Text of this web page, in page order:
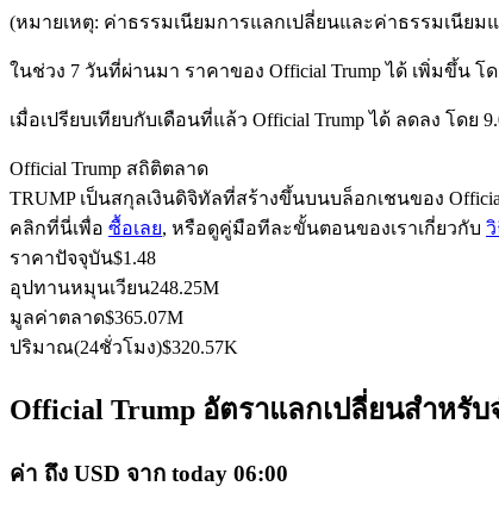
TradFi
อนุพันธ์ของหุ้น ฟอเร็กซ์ โลหะมีค่า และสินค้าโภคภัณ
ฟิวเจอร์ส USDC
ฟิวเจอร์สที่ใช้ USDC เป็นหลักประกัน
(หมายเหตุ: ค่าธรรมเนียมการแลกเปลี่ยนและค่าธรรมเนียม
ในช่วง 7 วันที่ผ่านมา ราคาของ Official Trump ได้ เพิ่มขึ้น โด
เมื่อเปรียบเทียบกับเดือนที่แล้ว Official Trump ได้ ลดลง โดย
Official Trump สถิติตลาด
TRUMP เป็นสกุลเงินดิจิทัลที่สร้างขึ้นบนบล็อกเชนของ
คลิกที่นี่เพื่อ ซื้อเลย, หรือดูคู่มือทีละขั้นตอนของเราเกี่ยวกับ
ราคาปัจจุบัน$1.48
อุปทานหมุนเวียน248.25M
มูลค่าตลาด$365.07M
ปริมาณ(24ชั่วโมง)$320.57K
Official Trump อัตราแลกเปลี่ยนสำหรั
ค่า ถึง USD จาก today 06:00